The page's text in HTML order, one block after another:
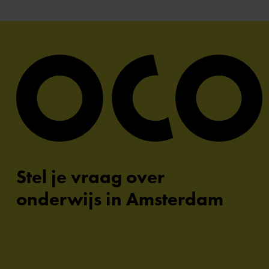
Stel je vraag over
onderwijs in Amsterdam